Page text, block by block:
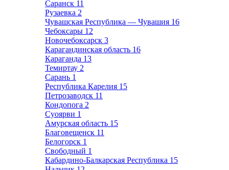
Саранск 11
Рузаевка 2
Чувашская Республика — Чувашия 16
Чебоксары 12
Новочебоксарск 3
Карагандинская область 16
Караганда 13
Темиртау 2
Сарань 1
Республика Карелия 15
Петрозаводск 11
Кондопога 2
Суоярви 1
Амурская область 15
Благовещенск 11
Белогорск 1
Свободный 1
Кабардино-Балкарская Республика 15